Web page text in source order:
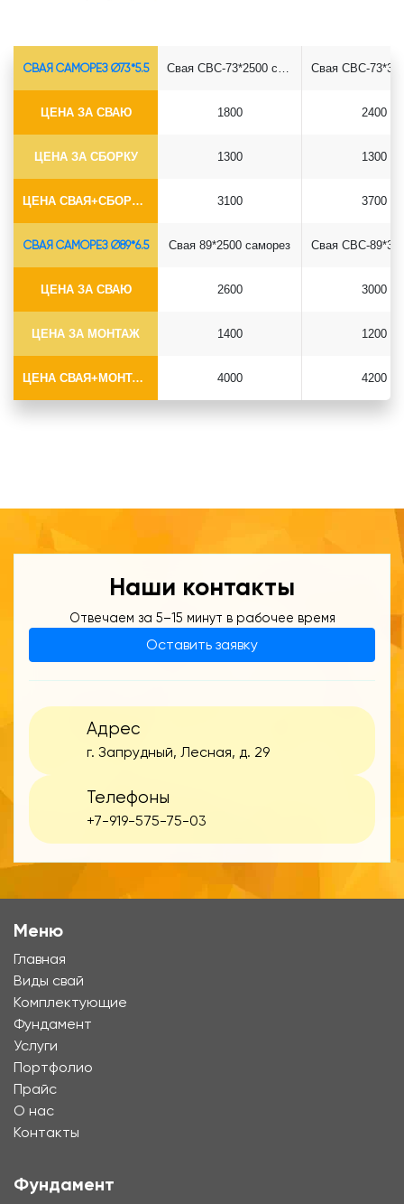
СВАЯ САМОРЕЗ Ø73*5.5
ЦЕНА ЗА СВАЮ
ЦЕНА ЗА СБОРКУ
ЦЕНА СВАЯ+СБОРКА (БЕЗ ОГОЛОВКА)
Свая СВС-73*2500 саморез
1800
1300
3100
2400
1300
3700
СВАЯ САМОРЕЗ Ø89*6.5
ЦЕНА ЗА СВАЮ
ЦЕНА ЗА МОНТАЖ
ЦЕНА СВАЯ+МОНТАЖ (БЕЗ ОГОЛОВКА)
Свая 89*2500 саморез
2600
1400
4000
3000
1200
4200
Наши контакты
Отвечаем за 5–15 минут в рабочее время
Оставить заявку
Адрес
г. Запрудный, Лесная, д. 29
Телефоны
+7-919-575-75-03
Меню
Главная
Виды свай
Комплектующие
Фундамент
Услуги
Портфолио
Прайс
О нас
Контакты
Фундамент